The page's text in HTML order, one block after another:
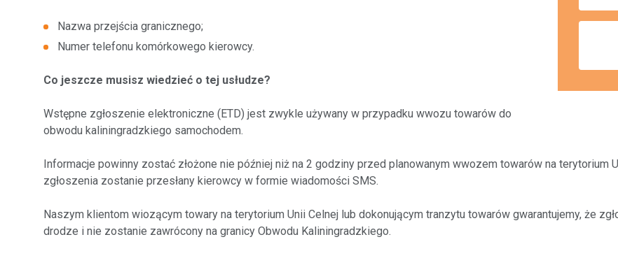
Nazwa przejścia granicznego;
Numer telefonu komórkowego kierowcy.
Co jeszcze musisz wiedzieć o tej usłudze?
Wstępne zgłoszenie elektroniczne (ETD) jest zwykle używany w przypadku wwozu towarów do
obwodu kaliningradzkiego samochodem.
Informacje powinny zostać złożone nie później niż na 2 godziny przed planowanym wwozem towarów na terytorium
zgłoszenia zostanie przesłany kierowcy w formie wiadomości SMS.
Naszym klientom wiozącym towary na terytorium Unii Celnej lub dokonującym tranzytu towarów gwarantujemy, że
drodze i nie zostanie zawrócony na granicy Obwodu Kaliningradzkiego.